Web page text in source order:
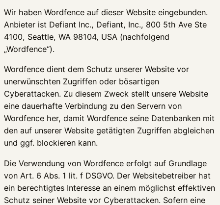
Wir haben Wordfence auf dieser Website eingebunden.
Anbieter ist Defiant Inc., Defiant, Inc., 800 5th Ave Ste
4100, Seattle, WA 98104, USA (nachfolgend
„Wordfence“).
Wordfence dient dem Schutz unserer Website vor
unerwünschten Zugriffen oder bösartigen
Cyberattacken. Zu diesem Zweck stellt unsere Website
eine dauerhafte Verbindung zu den Servern von
Wordfence her, damit Wordfence seine Datenbanken mit
den auf unserer Website getätigten Zugriffen abgleichen
und ggf. blockieren kann.
Die Verwendung von Wordfence erfolgt auf Grundlage
von Art. 6 Abs. 1 lit. f DSGVO. Der Websitebetreiber hat
ein berechtigtes Interesse an einem möglichst effektiven
Schutz seiner Website vor Cyberattacken. Sofern eine